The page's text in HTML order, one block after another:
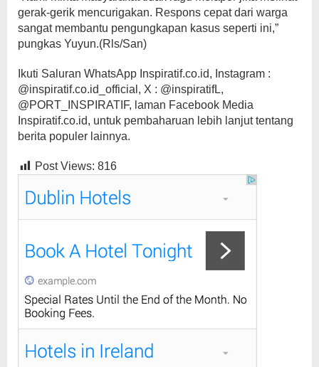
gerak-gerik mencurigakan. Respons cepat dari warga
sangat membantu pengungkapan kasus seperti ini,”
pungkas Yuyun.(Rls/San)
Ikuti Saluran WhatsApp Inspiratif.co.id, Instagram :
@inspiratif.co.id_official, X : @inspiratifL,
@PORT_INSPIRATIF, laman Facebook Media
Inspiratif.co.id, untuk pembaharuan lebih lanjut tentang
berita populer lainnya.
Post Views: 816